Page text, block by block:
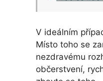
V ideálním
Místo toho se
nezdravému
občerstvení,